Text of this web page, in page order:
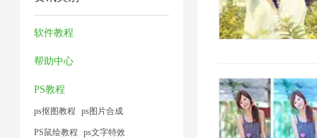
片
器
2
软件教程
帮助中心
PS教程
ps抠图教程 ps图片合成
PS鼠绘教程 ps文字特效